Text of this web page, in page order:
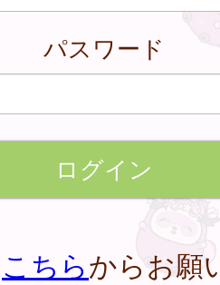
パスワード
こちらからお願